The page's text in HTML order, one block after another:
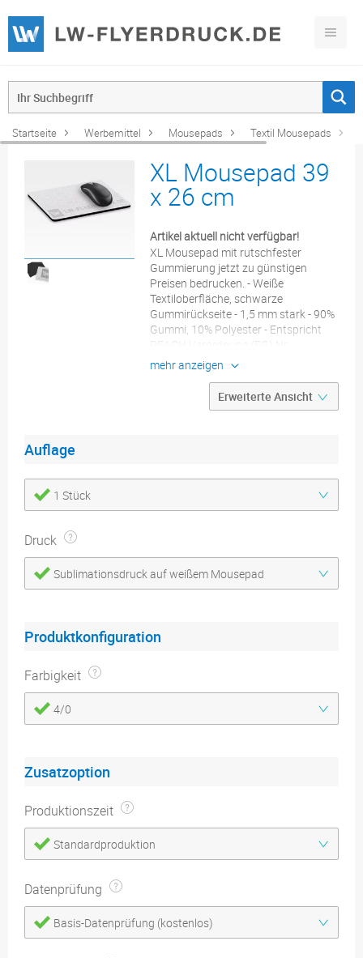
Startseite Werbemittel Mousepads Textil Mousepads
XL Mousepad 39
x 26 cm
Artikel aktuell nicht verfügbar!
XL Mousepad mit rutschfester
Gummierung jetzt zu günstigen
Preisen bedrucken. - Weiße
Textiloberfläche, schwarze
Gummirückseite - 1,5 mm stark - 90%
Gummi, 10% Polyester - Entspricht
1907/2006 - abgerundete Ecken:
10mm Eckradius
mehr anzeigen
Auflage
1 Stück
Druck
Sublimationsdruck auf weißem Mousepad
Produktkonfiguration
Farbigkeit
4/0
Zusatzoption
Produktionszeit
Standardproduktion
Datenprüfung
Basis-Datenprüfung (kostenlos)